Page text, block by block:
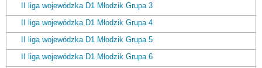
II liga wojewódzka D1 Młodzik Grupa 3
II liga wojewódzka D1 Młodzik Grupa 4
II liga wojewódzka D1 Młodzik Grupa 5
II liga wojewódzka D1 Młodzik Grupa 6